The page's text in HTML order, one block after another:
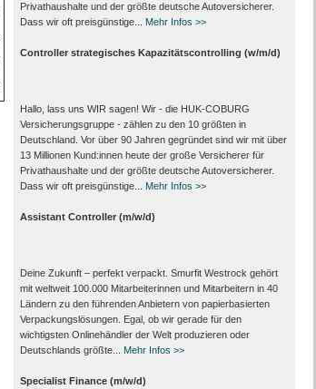
Privathaushalte und der größte deutsche Autoversicherer.
Dass wir oft preisgünstige...
Mehr Infos >>
Controller strategisches Kapazitätscontrolling (w/m/d)
Hallo, lass uns WIR sagen! Wir - die HUK-COBURG
Versicherungsgruppe - zählen zu den 10 größten in
Deutschland. Vor über 90 Jahren gegründet sind wir mit über
13 Millionen Kund:innen heute der große Versicherer für
Privathaushalte und der größte deutsche Autoversicherer.
Dass wir oft preisgünstige...
Mehr Infos >>
Assistant Controller (m/w/d)
Deine Zukunft – perfekt verpackt. Smurfit Westrock gehört
mit weltweit 100.000 Mitarbeiter­innen und Mitarbeitern in 40
Ländern zu den führenden Anbietern von papier­basierten
Verpackungs­lösungen. Egal, ob wir gerade für den
wichtigsten Onlinehändler der Welt produzieren oder
Deutschlands größte...
Mehr Infos >>
Specialist Finance (m/w/d)